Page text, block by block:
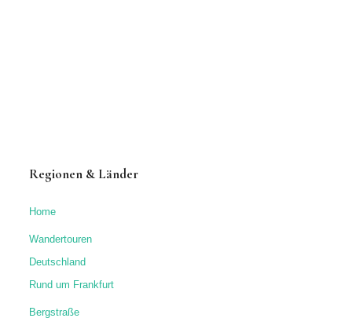
Regionen & Länder
Home
Wandertouren
Deutschland
Rund um Frankfurt
Bergstraße